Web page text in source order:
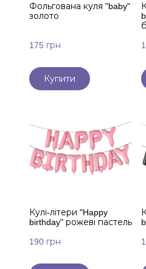
Фольгована куля "baby"
золото
175 грн
Купити
Кулі-літери "Happy
birthday" рожеві пастель
190 грн